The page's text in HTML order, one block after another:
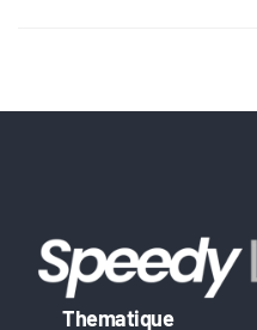
Thematique